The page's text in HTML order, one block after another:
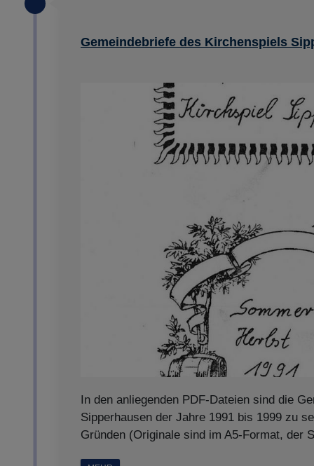
Gemeindebriefe des Kirchenspiels
In den anliegenden PDF-Dateien sind die
Sipperhausen der Jahre 1991 bis 1999 zu
Gründen (Originale sind im A5-Format, der